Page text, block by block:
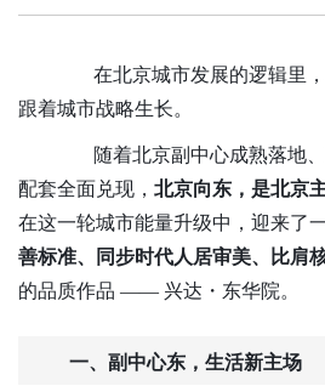
在北京城市发展的逻辑里，
跟着城市战略生长。
随着北京副中心成熟落地、
配套全面兑现， 北京向东，是北京
在这一轮城市能量升级中，迎来了
善标准、同步时代人居审美、比肩
的品质作品 —— 兴达・东华院。
一、 副中心东 ， 生活新主场